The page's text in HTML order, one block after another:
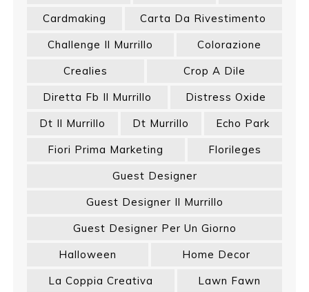
Cardmaking
Carta Da Rivestimento
Challenge Il Murrillo
Colorazione
Crealies
Crop A Dile
Diretta Fb Il Murrillo
Distress Oxide
Dt Il Murrillo
Dt Murrillo
Echo Park
Fiori Prima Marketing
Florileges
Guest Designer
Guest Designer Il Murrillo
Guest Designer Per Un Giorno
Halloween
Home Decor
La Coppia Creativa
Lawn Fawn